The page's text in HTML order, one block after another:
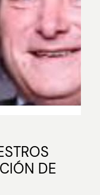
DE